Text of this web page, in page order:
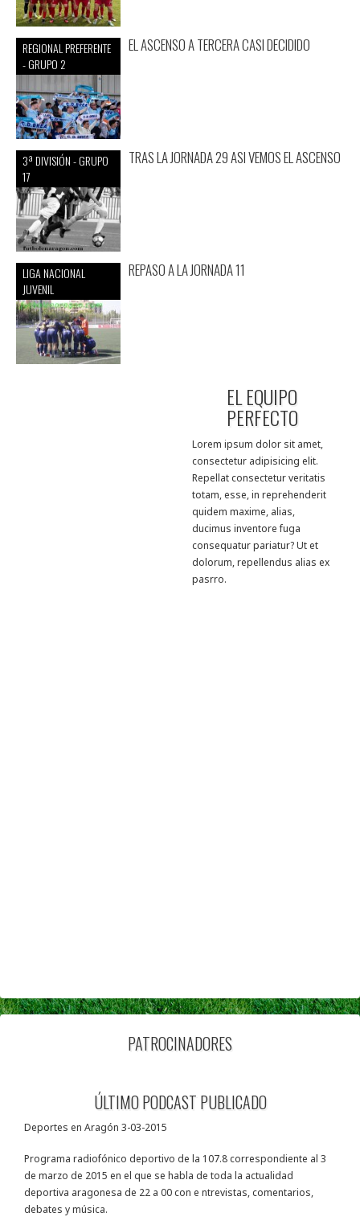
REGIONAL PREFERENTE
- GRUPO 2
EL ASCENSO A TERCERA CASI DECIDIDO
3ª DIVISIÓN - GRUPO
17
TRAS LA JORNADA 29 ASI VEMOS EL ASCENSO
LIGA NACIONAL
JUVENIL
REPASO A LA JORNADA 11
EL EQUIPO
PERFECTO
Lorem ipsum dolor sit amet,
consectetur adipisicing elit.
Repellat consectetur veritatis
totam, esse, in reprehenderit
quidem maxime, alias,
ducimus inventore fuga
consequatur pariatur? Ut et
dolorum, repellendus alias ex
pasrro.
PATROCINADORES
ÚLTIMO PODCAST PUBLICADO
Deportes en Aragón 3-03-2015
Programa radiofónico deportivo de la 107.8 correspondiente al 3
de marzo de 2015 en el que se habla de toda la actualidad
deportiva aragonesa de 22 a 00 con e ntrevistas, comentarios,
debates y música.